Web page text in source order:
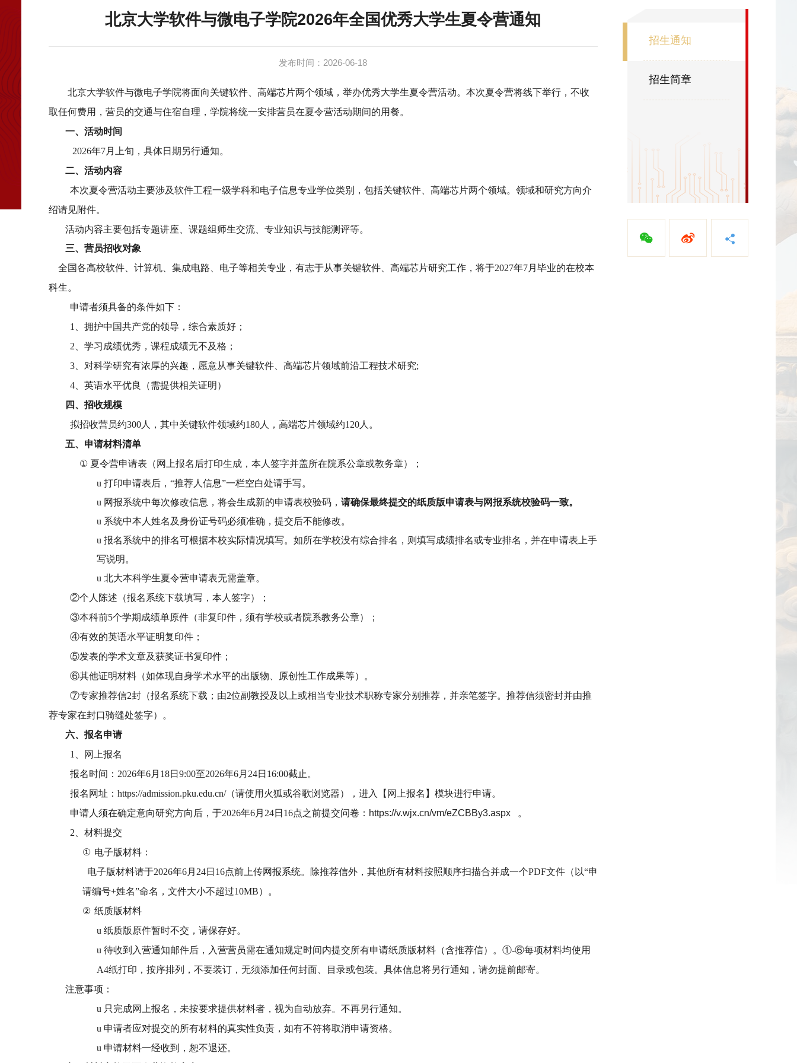
北京大学软件与微电子学院2026年全国优秀大学生夏令营通知
发布时间：2026-06-18
北京大学软件与微电子学院将面向关键软件、高端芯片两个领域，举办优秀大学生夏令营活动。本次夏令营将线下举行，不收
取任何费用，营员的交通与住宿自理，学院将统一安排营员在夏令营活动期间的用餐。
一、 活动时间
2026年7月上旬，具体日期另行通知。
二、 活动内容
本次夏令营活动主要涉及软件工程一级学科和电子信息专业学位类别，包括关键软件、高端芯片两个领域。领域和研究方向介
绍请见附件。
活动内容主要包括专题讲座、课题组师生交流、专业知识与技能测评等。
三、 营员招收对象
全国各高校软件、计算机、集成电路、电子等相关专业，有志于从事关键软件、高端芯片研究工作，将于2027年7月毕业的在校本
科生。
申请者须具备的条件如下：
1、拥护中国共产党的领导，综合素质好；
2、学习成绩优秀，课程成绩无不及格；
3、对科学研究有浓厚的兴趣，愿意从事关键软件、高端芯片领域前沿工程技术研究;
4、英语水平优良（需提供相关证明）
四、 招收规模
拟招收营员约300人，其中关键软件领域约180人，高端芯片领域约120人。
五、 申请材料清单
① 夏令营申请表（网上报名后打印生成，本人签字并盖所在院系公章或教务章）；
u 打印申请表后，“推荐人信息”一栏空白处请手写。
u 网报系统中每次修改信息，将会生成新的申请表校验码， 请确保最终提交的纸质版申请表与网报系统校验码一致。
u 系统中本人姓名及身份证号码必须准确，提交后不能修改。
u 报名系统中的排名可根据本校实际情况填写。如所在学校没有综合排名，则填写成绩排名或专业排名，并在申请表上手
写说明。
u 北大本科学生夏令营申请表无需盖章。
②个人陈述（报名系统下载填写，本人签字）；
③本科前5个学期成绩单原件（非复印件，须有学校或者院系教务公章）；
④有效的英语水平证明复印件；
⑤发表的学术文章及获奖证书复印件；
⑥其他证明材料（如体现自身学术水平的出版物、原创性工作成果等）。
⑦专家推荐信2封（报名系统下载；由2位副教授及以上或相当专业技术职称专家分别推荐，并亲笔签字。推荐信须密封并由推
荐专家在封口骑缝处签字）。
六、 报名申请
1、网上报名
报名时间：2026年6月18日9:00至2026年6月24日16:00截止。
报名网址： https://admission.pku.edu.cn/（请使用火狐或谷歌浏览器） ，进入【网上报名】模块进行申请。
申请人须在确定意向研究方向后，于2026年6月24日16点之前提交问卷： https://v.wjx.cn/vm/eZCBBy3.aspx
。
2、材料提交
① 电子版材料：
电子版材料请于2026年6月24日16点前上传网报系统。除推荐信外，其他所有材料按照顺序扫描合并成一个PDF文件（以“申
请编号+姓名”命名，文件大小不超过10MB）。
② 纸质版材料
u 纸质版原件暂时不交，请保存好。
u 待收到入营通知邮件后，入营营员需在通知规定时间内提交所有申请纸质版材料（含推荐信）。①-⑥每项材料均使用
A4纸打印，按序排列，不要装订，无须添加任何封面、目录或包装。 具体信息将另行通知，请勿提前邮寄。
注意事项：
u 只完成网上报名，未按要求提供材料者，视为自动放弃。不再另行通知。
u 申请者应对提交的所有材料的真实性负责，如有不符将取消申请资格。
u 申请材料一经收到，恕不退还。
招生通知
招生简章